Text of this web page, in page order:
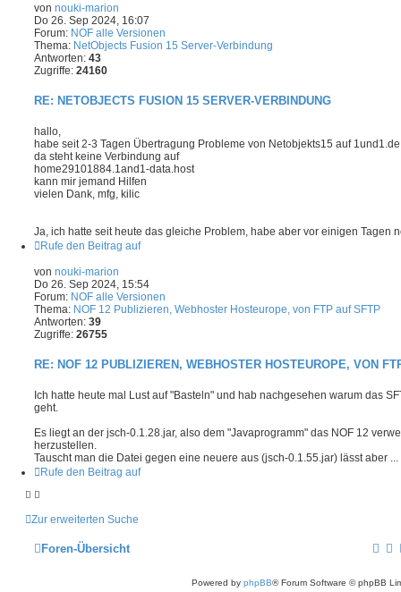
von nouki-marion
Do 26. Sep 2024, 16:07
Forum: NOF alle Versionen
Thema: NetObjects Fusion 15 Server-Verbindung
Antworten: 43
Zugriffe: 24160
RE: NETOBJECTS FUSION 15 SERVER-VERBINDUNG
hallo,
habe seit 2-3 Tagen Übertragung Probleme von Netobjekts15 auf 1und1.de
da steht keine Verbindung auf
home29101884.1and1-data.host
kann mir jemand Hilfen
vielen Dank, mfg, kilic
Ja, ich hatte seit heute das gleiche Problem, habe aber vor einigen Tagen
Rufe den Beitrag auf
von nouki-marion
Do 26. Sep 2024, 15:54
Forum: NOF alle Versionen
Thema: NOF 12 Publizieren, Webhoster Hosteurope, von FTP auf SFTP
Antworten: 39
Zugriffe: 26755
RE: NOF 12 PUBLIZIEREN, WEBHOSTER HOSTEUROPE, VON
Ich hatte heute mal Lust auf "Basteln" und hab nachgesehen warum das
geht.
Es liegt an der jsch-0.1.28.jar, also dem "Javaprogramm" das NOF 12
herzustellen.
Tauscht man die Datei gegen eine neuere aus (jsch-0.1.55.jar) lässt aber ...
Rufe den Beitrag auf
Zur erweiterten Suche
Foren-Übersicht
Powered by phpBB® Forum Software © phpBB